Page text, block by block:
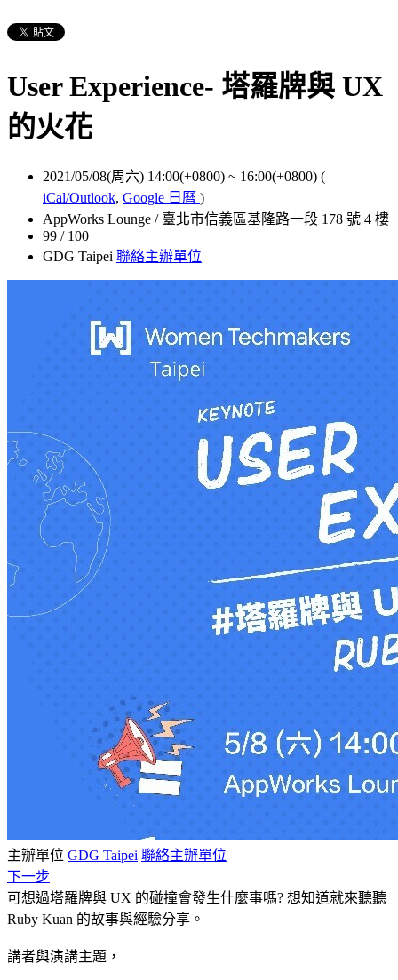
User Experience- 塔羅牌與 UX
的火花
2021/05/08(周六) 14:00(+0800) ~ 16:00(+0800) (
iCal/Outlook, Google 日曆 )
AppWorks Lounge / 臺北市信義區基隆路一段 178 號 4 樓
99 / 100
GDG Taipei 聯絡主辦單位
主辦單位 GDG Taipei 聯絡主辦單位
下一步
可想過塔羅牌與 UX 的碰撞會發生什麼事嗎? 想知道就來聽聽
Ruby Kuan 的故事與經驗分享。
講者與演講主題，